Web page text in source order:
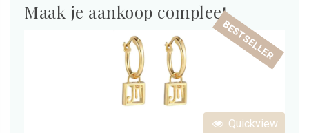
Maak je aankoop compleet
Quickview
BESTSELLER